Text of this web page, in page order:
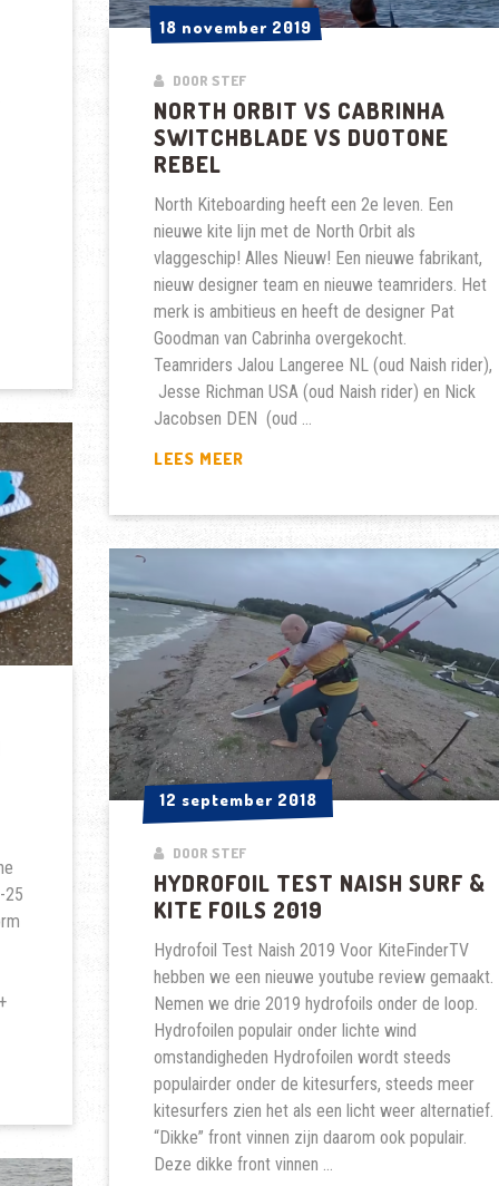
18 november 2019
18 november 2019
DOOR STEF
NORTH ORBIT VS CABRINHA
SWITCHBLADE VS DUOTONE
REBEL
North Kiteboarding heeft een 2e leven. Een
nieuwe kite lijn met de North Orbit als
vlaggeschip! Alles Nieuw! Een nieuwe fabrikant,
nieuw designer team en nieuwe teamriders. Het
merk is ambitieus en heeft de designer Pat
Goodman van Cabrinha overgekocht.
Teamriders Jalou Langeree NL (oud Naish rider),
Jesse Richman USA (oud Naish rider) en Nick
Jacobsen DEN (oud …
LEES MEER
SWITCHBLADE
DUOTONE
REBEL
25
12 september 2018
12 september 2018
DOOR STEF
HYDROFOIL TEST NAISH SURF &
KITE FOILS 2019
Hydrofoil Test Naish 2019 Voor KiteFinderTV
hebben we een nieuwe youtube review gemaakt.
Nemen we drie 2019 hydrofoils onder de loop.
Hydrofoilen populair onder lichte wind
omstandigheden Hydrofoilen wordt steeds
populairder onder de kitesurfers, steeds meer
kitesurfers zien het als een licht weer alternatief.
“Dikke” front vinnen zijn daarom ook populair.
Deze dikke front vinnen …